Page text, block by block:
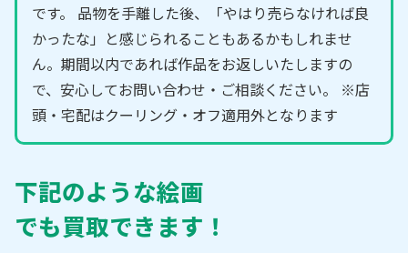
です。 品物を手離した後、「やはり売らなければ良
かったな」と感じられることもあるかもしれませ
ん。期間以内であれば作品をお返しいたしますの
で、安心してお問い合わせ・ご相談ください。 ※店
頭・宅配はクーリング・オフ適用外となります
下記のような絵画
でも買取できます！